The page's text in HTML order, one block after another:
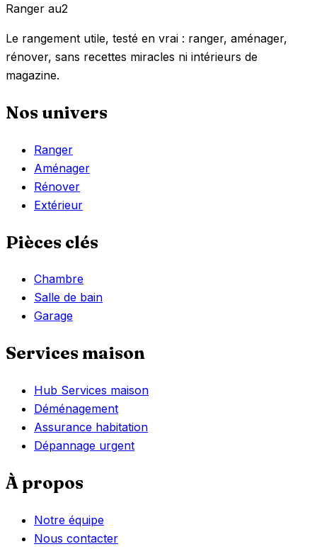
Ranger au2
Le rangement utile, testé en vrai : ranger, aménager,
rénover, sans recettes miracles ni intérieurs de
magazine.
Nos univers
Ranger
Aménager
Rénover
Extérieur
Pièces clés
Chambre
Salle de bain
Garage
Services maison
Hub Services maison
Déménagement
Assurance habitation
Dépannage urgent
À propos
Notre équipe
Nous contacter